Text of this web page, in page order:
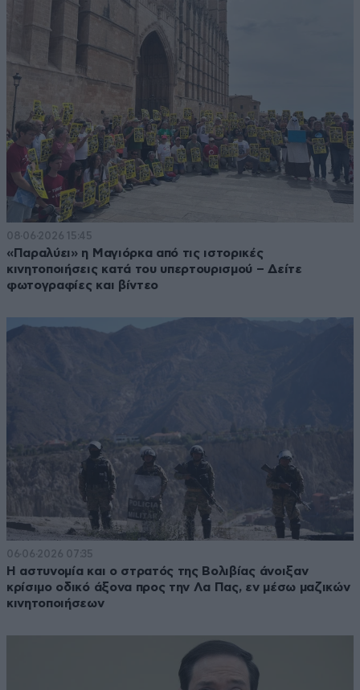
08·06·2026 15:45
«Παραλύει» η Μαγιόρκα από τις ιστορικές
κινητοποιήσεις κατά του υπερτουρισμού – Δείτε
φωτογραφίες και βίντεο
06·06·2026 07:35
Η αστυνομία και ο στρατός της Βολιβίας άνοιξαν
κρίσιμο οδικό άξονα προς την Λα Πας, εν μέσω μαζικών
κινητοποιήσεων